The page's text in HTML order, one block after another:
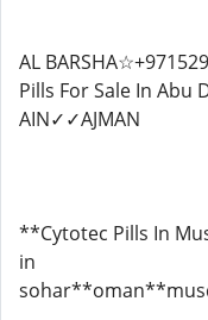
AL
Pills For Sale In
AIN✓✓AJMAN
**Cytotec Pills In
in